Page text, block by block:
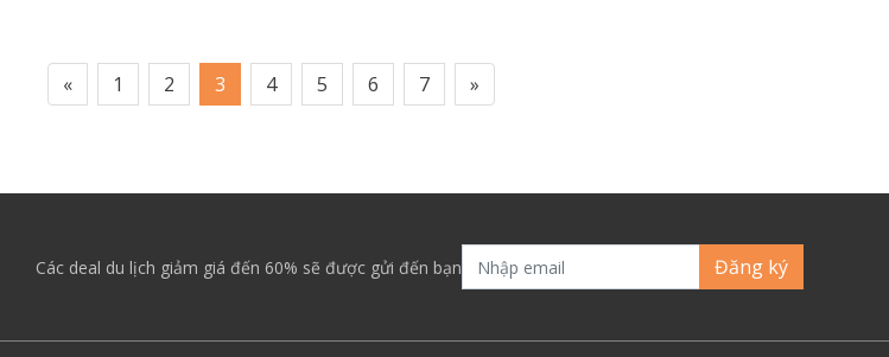
« 1 2 3 4 5 6 7 »
Các deal du lịch giảm giá đến 60% sẽ được gửi đến bạn Đăng ký